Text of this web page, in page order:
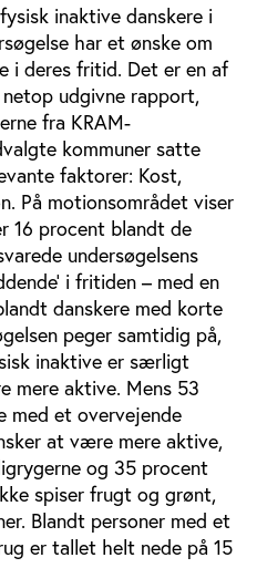
inaktive danskere i
har et ønske om
i deres fritid. Det er en af
udgivne rapport,
fra KRAM-
kommuner satte
faktorer: Kost,
På motionsområdet viser
16 procent blandt de
undersøgelsens
i fritiden – med en
danskere med korte
peger samtidig på,
inaktive er særligt
mere aktive. Mens 53
med et overvejende
at være mere aktive,
og 35 procent
spiser frugt og grønt,
Blandt personer med et
er tallet helt nede på 15